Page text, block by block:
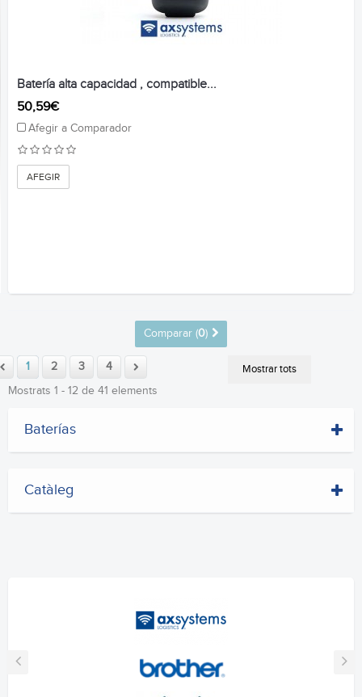
Batería alta capacidad , compatible...
50,59€
Afegir a Comparador
AFEGIR
Comparar (0)
Mostrar tots
1 2 3
4
Mostrats 1 - 12 de 41 elements
Baterías
Catàleg